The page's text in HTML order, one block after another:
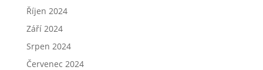
Říjen 2024
Září 2024
Srpen 2024
Červenec 2024